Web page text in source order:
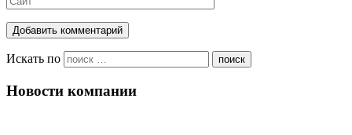
Искать по поиск
Новости компании